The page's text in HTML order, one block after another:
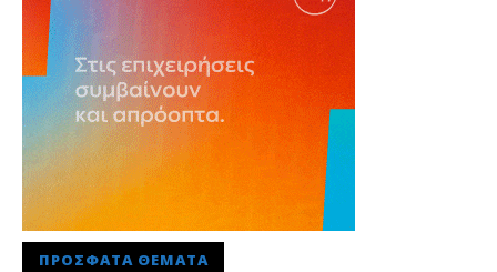
ΠΡΌΣΦΑΤΑ ΘΈΜΑΤΑ